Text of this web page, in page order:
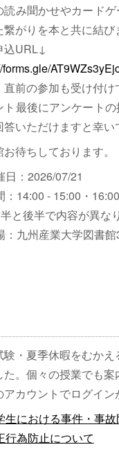
読み聞かせやカード
繋がりを本と共に結び
込URL↓
forms.gle/
直前の参加も受け付け
ト最後にアンケート
答いただけますと幸い
お待ちしております。
日：2026/07/21
：14:00 - 15:00・
と後半で内容が異な
：九州産業大学図書
験・夏季休暇をむか
た。個々の授業でも
カウントでログイン
生における事件・事故
行為防止について